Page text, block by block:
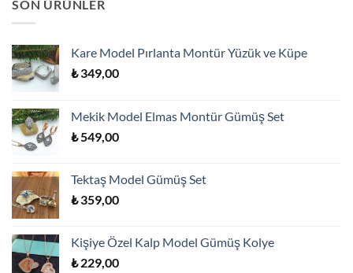
SON ÜRÜNLER
Kare Model Pırlanta Montür Yüzük ve Küpe
₺349,00
Mekik Model Elmas Montür Gümüş Set
₺549,00
Tektaş Model Gümüş Set
₺359,00
Kişiye Özel Kalp Model Gümüş Kolye
₺229,00